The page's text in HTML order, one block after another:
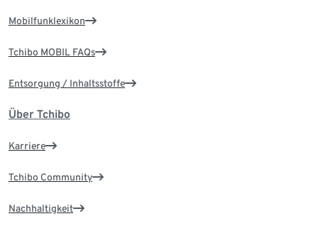
Mobilfunklexikon
Tchibo MOBIL FAQs
Entsorgung / Inhaltsstoffe
Über Tchibo
Karriere
Tchibo Community
Nachhaltigkeit